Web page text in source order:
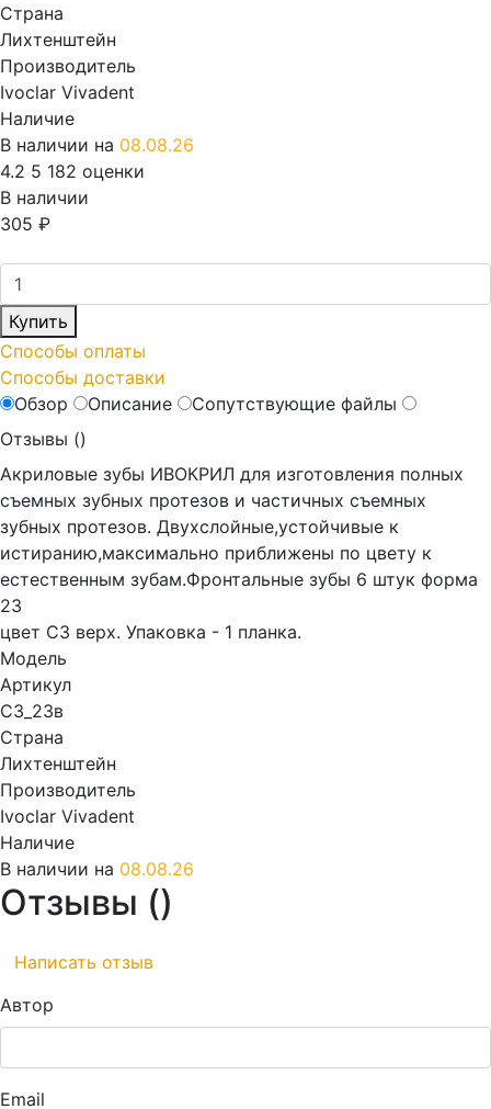
Страна
Лихтенштейн
Производитель
Ivoclar Vivadent
Наличие
В наличии на 08.08.26
4.2 5 182 оценки
В наличии
305 ₽
Купить
Способы оплаты
Способы доставки
Обзор
Описание
Сопутствующие файлы
Отзывы ()
Акриловые зубы ИВОКРИЛ для изготовления полных
съемных зубных протезов и частичных съемных
зубных протезов. Двухслойные,устойчивые к
истиранию,максимально приближены по цвету к
естественным зубам.Фронтальные зубы 6 штук форма
23
цвет C3 верх. Упаковка - 1 планка.
Модель
Артикул
C3_23в
Страна
Лихтенштейн
Производитель
Ivoclar Vivadent
Наличие
В наличии на 08.08.26
Отзывы ()
Написать отзыв
Автор
Email